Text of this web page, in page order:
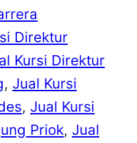
Direktur
Kursi Direktur
, Jual Kursi
, Jual Kursi
Priok, Jual